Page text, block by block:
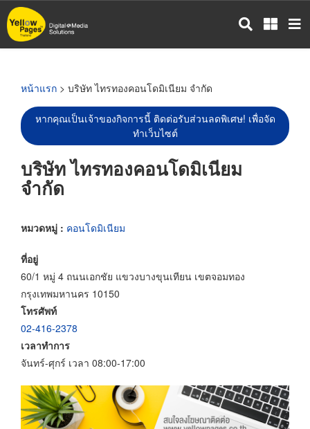
ข้าม
ไป
หน้าแรก > บริษัท ไทรทองคอนโดมิเนียม จำกัด
หากคุณเป็นเจ้าของกิจการนี้ ติดต่อรับส่วนลดพิเศษ! เพื่อจัด
ทำเว็บไซต์
บริษัท ไทรทองคอนโดมิเนียม
จำกัด
หมวดหมู่ : คอนโดมิเนียม
ที่อยู่
60/1 หมู่ 4 ถนนเอกชัย แขวงบางขุนเทียน เขตจอมทอง
กรุงเทพมหานคร 10150
โทรศัพท์
02-416-2378
เวลาทำการ
จันทร์-ศุกร์ เวลา 08:00-17:00